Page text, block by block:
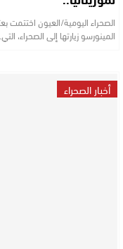
الصحراء اليومية/العيون اختتمت
المينورسو زيارتها إلى الصحراء،
أخبار الصحراء